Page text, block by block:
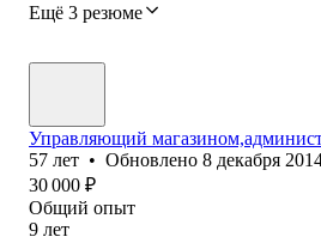
Ещё 3 резюме
Управляющий
57 лет • Обновлено 8 декабря
30 000 ₽
Общий опыт
9 лет